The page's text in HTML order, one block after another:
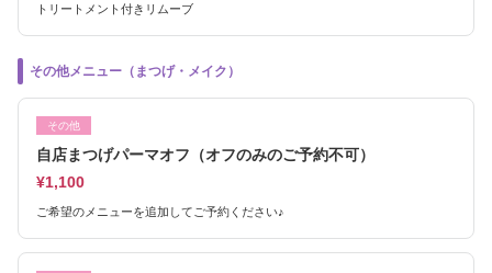
トリートメント付きリムーブ
その他メニュー（まつげ・メイク）
その他
自店まつげパーマオフ（オフのみのご予約不可）
¥1,100
ご希望のメニューを追加してご予約ください♪